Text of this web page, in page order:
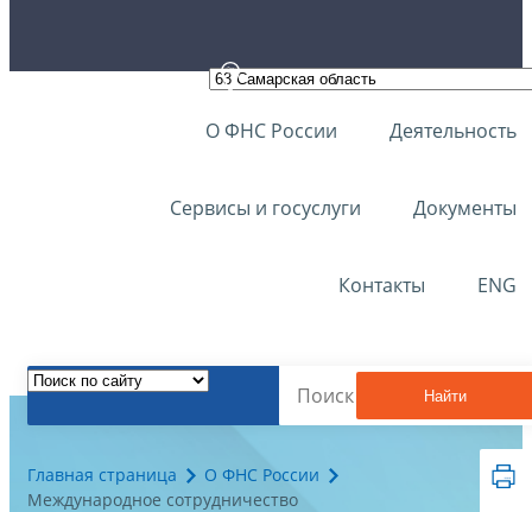
О ФНС России Деятельность
Сервисы и госуслуги Документы
Контакты ENG
Найти
Главная страница
О ФНС России
Международное сотрудничество